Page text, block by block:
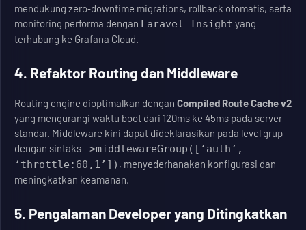
mendukung zero‑downtime migrations, rollback otomatis, serta
monitoring performa dengan Laravel Insight yang
terhubung ke Grafana Cloud.
4. Refaktor Routing dan Middleware
Routing engine dioptimalkan dengan Compiled Route Cache v2
yang mengurangi waktu boot dari 120ms ke 45ms pada server
standar. Middleware kini dapat dideklarasikan pada level grup
dengan sintaks ->middlewareGroup([‘auth’,
‘throttle:60,1’]) , menyederhanakan konfigurasi dan
meningkatkan keamanan.
5. Pengalaman Developer yang Ditingkatkan